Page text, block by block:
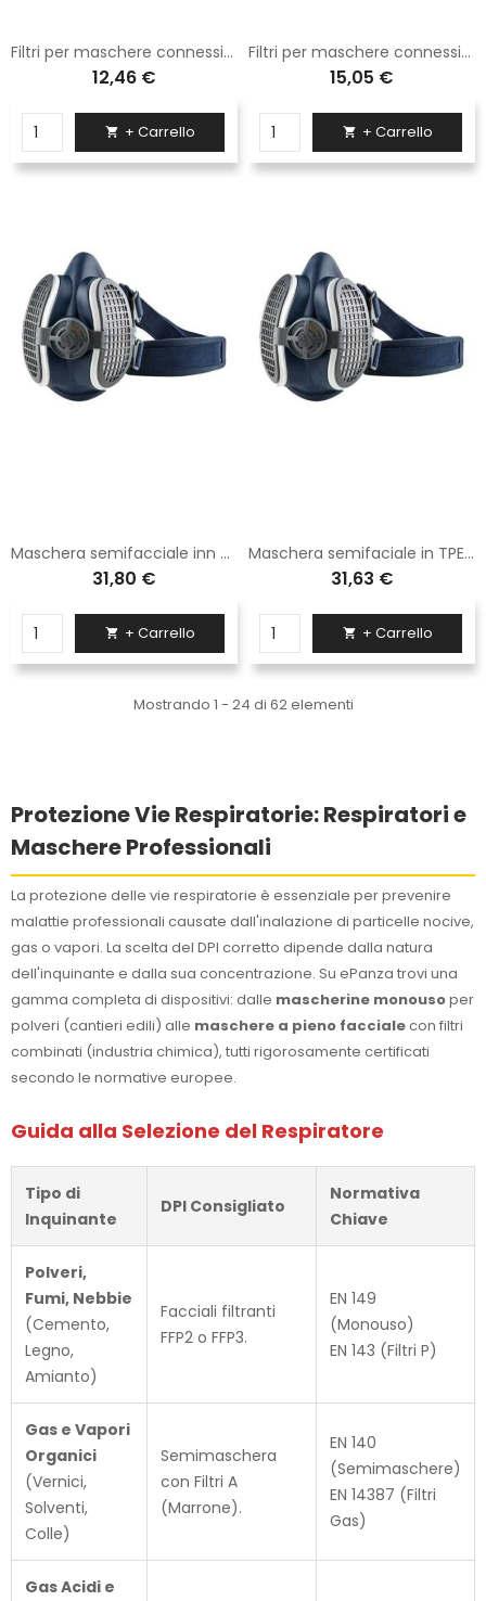
Filtri per maschere connessione a baionetta
12,46 €
 + Carrello
Filtri per maschere connessione a baionetta
15,05 €
 + Carrello
Maschera semifacciale inn TPE fornita con 2 filtri di colore blu
31,80 €
 + Carrello
Maschera semifaciale in TPE fornita con 2 filtri P3 di colore blu
31,63 €
 + Carrello
Mostrando 1 - 24 di 62 elementi
Protezione Vie Respiratorie: Respiratori e
Maschere Professionali
La protezione delle vie respiratorie è essenziale per prevenire
malattie professionali causate dall'inalazione di particelle nocive,
gas o vapori. La scelta del DPI corretto dipende dalla natura
dell'inquinante e dalla sua concentrazione. Su ePanza trovi una
gamma completa di dispositivi: dalle mascherine monousoper
polveri (cantieri edili) alle maschere a pieno faccialecon filtri
combinati (industria chimica), tutti rigorosamente certificati
secondo le normative europee.
Guida alla Selezione del Respiratore
Tipo di
Inquinante
DPI Consigliato
Normativa
Chiave
Polveri,
Fumi, Nebbie
(Cemento,
Legno,
Amianto)
Facciali filtranti
FFP2 o FFP3.
EN 149
(Monouso)
EN 143 (Filtri P)
Gas e Vapori
Organici
(Vernici,
Solventi,
Colle)
Semimaschera
con Filtri A
(Marrone).
EN 140
(Semimaschere)
EN 14387 (Filtri
Gas)
Gas Acidi e